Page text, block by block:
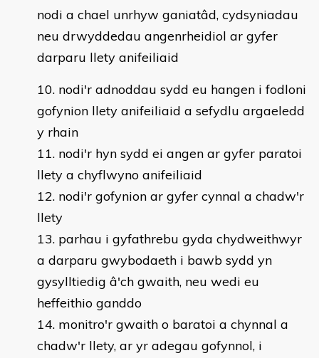
nodi a chael unrhyw ganiatâd, cydsyniadau
neu drwyddedau angenrheidiol ar gyfer
darparu llety anifeiliaid
nodi'r adnoddau sydd eu hangen i fodloni
gofynion llety anifeiliaid a sefydlu argaeledd
y rhain
nodi'r hyn sydd ei angen ar gyfer paratoi
llety a chyflwyno anifeiliaid
nodi'r gofynion ar gyfer cynnal a chadw'r
llety
parhau i gyfathrebu gyda chydweithwyr
a darparu gwybodaeth i bawb sydd yn
gysylltiedig â'ch gwaith, neu wedi eu
heffeithio ganddo
monitro'r gwaith o baratoi a chynnal a
chadw'r llety, ar yr adegau gofynnol, i